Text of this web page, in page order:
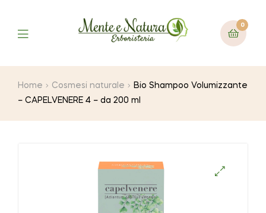
0
Home Cosmesi naturale
Bio Shampoo Volumizzante
– CAPELVENERE 4 – da 200 ml